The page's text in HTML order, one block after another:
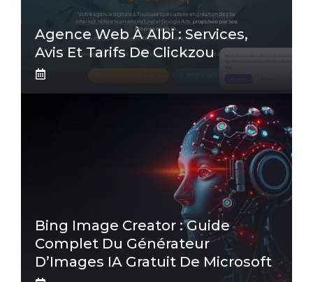
Agence Web À Albi : Services,
Avis Et Tarifs De Clickzou
Bing Image Creator : Guide
Complet Du Générateur
D’Images IA Gratuit De Microsoft